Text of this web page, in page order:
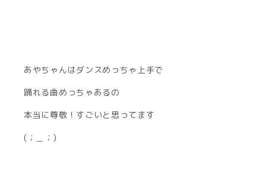
あやちゃんはダンスめっちゃ上手で
踊れる曲めっちゃあるの
本当に尊敬！すごいと思ってます
(；＿；)